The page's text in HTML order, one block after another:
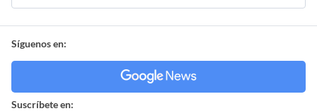
Síguenos en:
Suscríbete en: